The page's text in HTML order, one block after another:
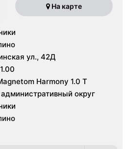
На карте
ул., 42Д
- 21.00
Harmony 1.0 Т
округ